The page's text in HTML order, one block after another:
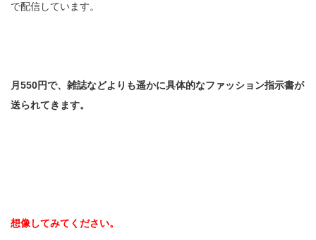
で配信しています。
月550円で、雑誌などよりも遥かに具体的なファッション指示書が
送られてきます。
想像してみてください。